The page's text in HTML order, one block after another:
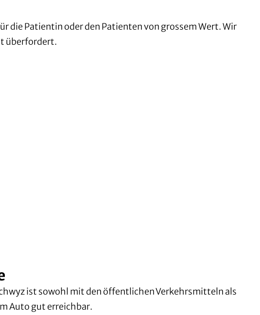
die Patientin oder den Patienten von grossem Wert. Wir
überfordert.
ist sowohl mit den öffentlichen Verkehrsmitteln als
Auto gut erreichbar.